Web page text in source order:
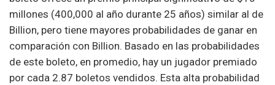
millones (400,000 al año durante 25 años) similar al de
Billion, pero tiene mayores probabilidades de ganar en
comparación con Billion. Basado en las probabilidades
de este boleto, en promedio, hay un jugador premiado
por cada 2.87 boletos vendidos. Esta alta probabilidad